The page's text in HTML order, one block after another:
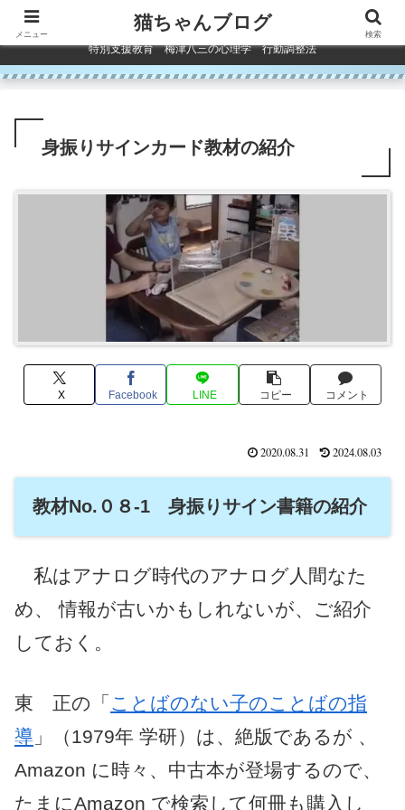
コンテンツへスキップ
特別支援教育 梅津八三の心理学 行動調整法
身振りサインカード教材の紹介
X Facebook LINE コピー コメント
2020.08.31 2024.08.03
教材No.０８-1 身振りサイン書籍の紹介
私はアナログ時代のアナログ人間なた
め、 情報が古いかもしれないが、ご紹介
しておく。
東 正の「 ことばのない子のことばの指
導 」（1979年 学研）は、絶版であるが 、
Amazon に時々、中古本が登場するので、
たまにAmazon で検索して何冊も購入し
メニュー
猫ちゃんブログ
検索